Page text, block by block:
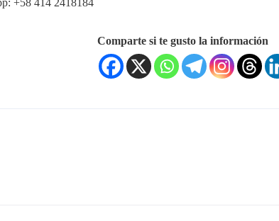
Comparte si te gusto la información